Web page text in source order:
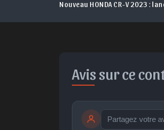
Nouveau HONDA CR-V 2023 :
Avis sur ce